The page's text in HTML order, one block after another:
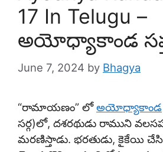
17 In Telugu –
అయోధ్యాకాండ
June 7, 2024 by Bhagya
“రామాయణం” లోఅయోధ్యాకాండ
సర్గ)లో, దశరథుడు రాముని
మరణిస్తాడు. భరతుడు, కైకేయి